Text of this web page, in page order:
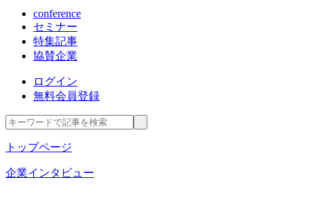
conference
セミナー
特集記事
協賛企業
ログイン
無料会員登録
トップページ
企業インタビュー